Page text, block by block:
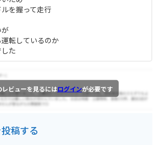
を握って走行
転しているのか
た
レビューを見るにはログインが必要です
稿する